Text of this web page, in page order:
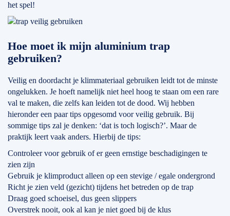
het spel!
Hoe moet ik mijn aluminium trap
gebruiken?
Veilig en doordacht je klimmateriaal gebruiken leidt tot de minste
ongelukken. Je hoeft namelijk niet heel hoog te staan om een rare
val te maken, die zelfs kan leiden tot de dood. Wij hebben
hieronder een paar tips opgesomd voor veilig gebruik. Bij
sommige tips zal je denken: ‘dat is toch logisch?’. Maar de
praktijk leert vaak anders. Hierbij de tips:
Controleer voor gebruik of er geen ernstige beschadigingen te
zien zijn
Gebruik je klimproduct alleen op een stevige / egale ondergrond
Richt je zien veld (gezicht) tijdens het betreden op de trap
Draag goed schoeisel, dus geen slippers
Overstrek nooit, ook al kan je niet goed bij de klus